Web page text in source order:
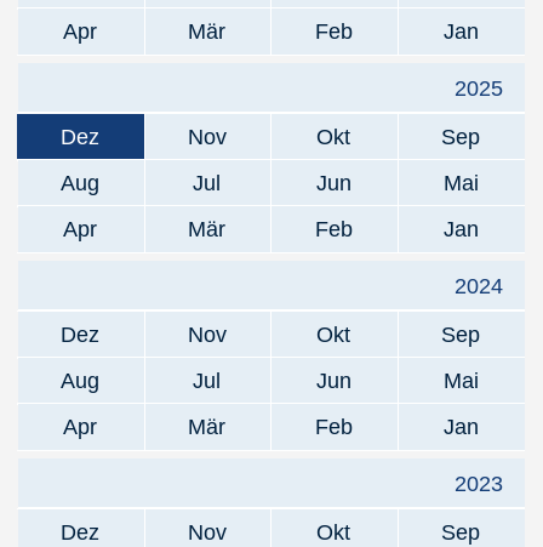
Apr
Mär Feb Jan
2025
Dez
Nov Okt
Sep
Aug
Jul Jun
Mai
Apr
Mär Feb Jan
2024
Dez
Nov Okt
Sep
Aug
Jul Jun
Mai
Apr
Mär Feb Jan
2023
Dez
Nov Okt
Sep